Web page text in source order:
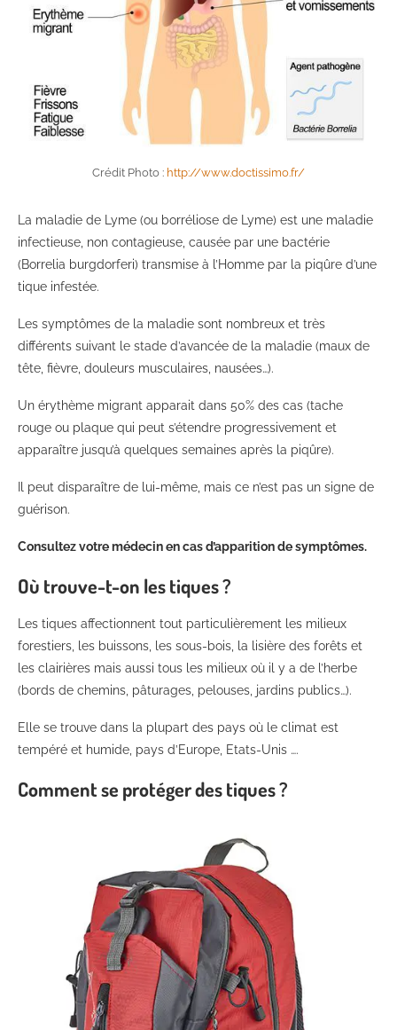
Crédit Photo : http://www.doctissimo.fr/
La maladie de Lyme (ou borréliose de Lyme) est une maladie
infectieuse, non contagieuse, causée par une bactérie
(Borrelia burgdorferi) transmise à l’Homme par la piqûre d’une
tique infestée.
Les symptômes de la maladie sont nombreux et très
différents suivant le stade d’avancée de la maladie (maux de
tête, fièvre, douleurs musculaires, nausées…).
Un érythème migrant apparait dans 50% des cas (tache
rouge ou plaque qui peut s’étendre progressivement et
apparaître jusqu’à quelques semaines après la piqûre).
Il peut disparaître de lui-même, mais ce n’est pas un signe de
guérison.
Consultez votre médecin en cas d’apparition de symptômes.
Où trouve-t-on les tiques ?
Les tiques affectionnent tout particulièrement les milieux
forestiers, les buissons, les sous-bois, la lisière des forêts et
les clairières mais aussi tous les milieux où il y a de l’herbe
(bords de chemins, pâturages, pelouses, jardins publics…).
Elle se trouve dans la plupart des pays où le climat est
tempéré et humide, pays d’Europe, Etats-Unis ….
Comment se protéger des tiques ?